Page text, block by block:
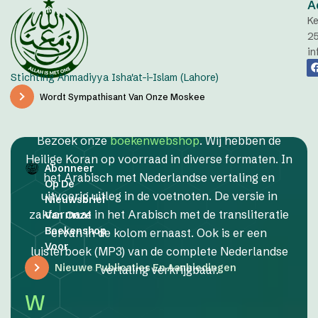
Stichting Ahmadiyya Isha'at-i-Islam (Lahore)
Wordt Sympathisant Van Onze Moskee
Abonneer
Op De
Nieuwsbrief
Van Onze
Boekenshop
Voor
Nieuwe Publicaties En Aanbiedingen
W
Bezoek onzeboekenwebshop. Wij hebben de
Heilige Koran op voorraad in diverse formaten. In
het Arabisch met Nederlandse vertaling en
uitvoerig uitleg in de voetnoten. De versie in
zakformaat in het Arabisch met de transliteratie
ervan in de kolom ernaast. Ook is er een
luisterboek (MP3) van de complete Nederlandse
vertaling verkrijgbaar.